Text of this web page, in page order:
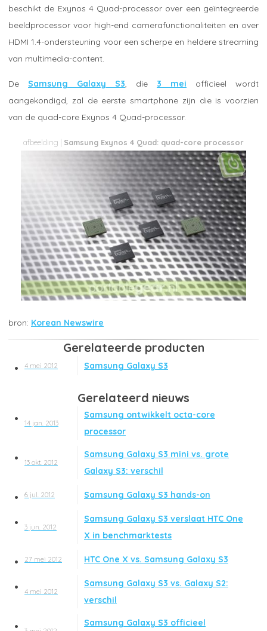
beschikt de Exynos 4 Quad-processor over een geïntegreerde
beeldprocessor voor high-end camerafunctionaliteiten en over
HDMI 1.4-ondersteuning voor een scherpe en heldere streaming
van multimedia-content.
De Samsung Galaxy S3 , die 3 mei officieel wordt
aangekondigd, zal de eerste smartphone zijn die is voorzien
van de quad-core Exynos 4 Quad-processor.
Samsung Exynos 4 Quad: quad-core processor
Korean Newswire
Gerelateerde producten
4 mei 2012 Samsung Galaxy S3
Gerelateerd nieuws
14 jan. 2013
Samsung ontwikkelt octa-core
processor
13 okt. 2012
Samsung Galaxy S3 mini vs. grote
Galaxy S3: verschil
6 jul. 2012 Samsung Galaxy S3 hands-on
3 jun. 2012
Samsung Galaxy S3 verslaat HTC One
X in benchmarktests
27 mei 2012 HTC One X vs. Samsung Galaxy S3
4 mei 2012
Samsung Galaxy S3 vs. Galaxy S2:
verschil
Samsung Galaxy S3 officieel